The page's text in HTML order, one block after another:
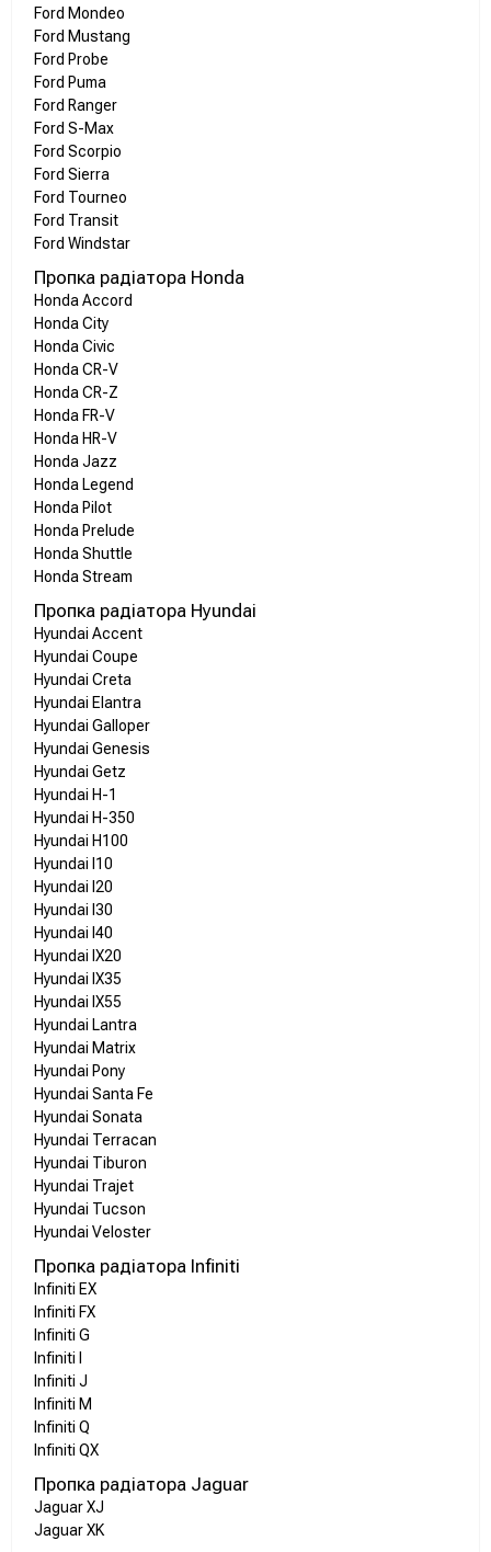
Ford Mondeo
Ford Mustang
Ford Probe
Ford Puma
Ford Ranger
Ford S-Max
Ford Scorpio
Ford Sierra
Ford Tourneo
Ford Transit
Ford Windstar
Пропка радіатора Honda
Honda Accord
Honda City
Honda Civic
Honda CR-V
Honda CR-Z
Honda FR-V
Honda HR-V
Honda Jazz
Honda Legend
Honda Pilot
Honda Prelude
Honda Shuttle
Honda Stream
Пропка радіатора Hyundai
Hyundai Accent
Hyundai Coupe
Hyundai Creta
Hyundai Elantra
Hyundai Galloper
Hyundai Genesis
Hyundai Getz
Hyundai H-1
Hyundai H-350
Hyundai H100
Hyundai I10
Hyundai I20
Hyundai I30
Hyundai I40
Hyundai IX20
Hyundai IX35
Hyundai IX55
Hyundai Lantra
Hyundai Matrix
Hyundai Pony
Hyundai Santa Fe
Hyundai Sonata
Hyundai Terracan
Hyundai Tiburon
Hyundai Trajet
Hyundai Tucson
Hyundai Veloster
Пропка радіатора Infiniti
Infiniti EX
Infiniti FX
Infiniti G
Infiniti I
Infiniti J
Infiniti M
Infiniti Q
Infiniti QX
Пропка радіатора Jaguar
Jaguar XJ
Jaguar XK